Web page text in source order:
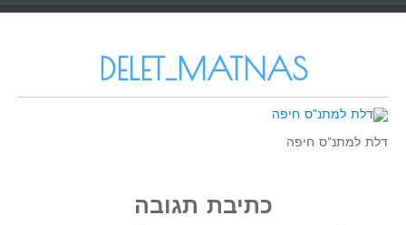
DELET_MATNAS
דלת למתנ"ס חיפה
כתיבת תגובה